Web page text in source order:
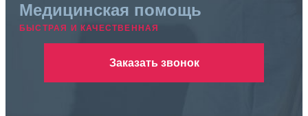
Медицинская помощь
БЫСТРАЯ И КАЧЕСТВЕННАЯ
Заказать звонок